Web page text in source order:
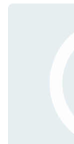
で、機
ので、